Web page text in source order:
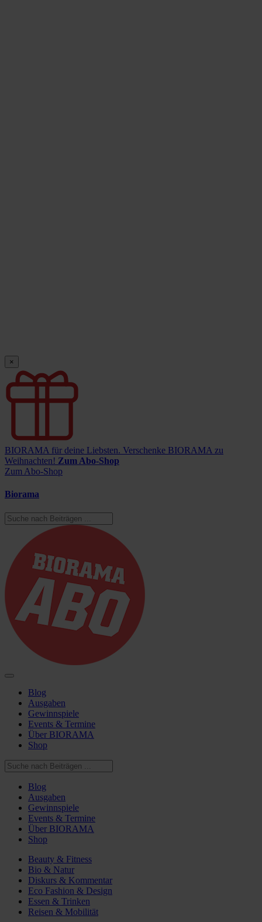
×
BIORAMA für deine Liebsten. Verschenke BIORAMA zu
Weihnachten! Zum Abo-Shop
Zum Abo-Shop
Biorama
Blog
Ausgaben
Gewinnspiele
Events & Termine
Über BIORAMA
Shop
Blog
Ausgaben
Gewinnspiele
Events & Termine
Über BIORAMA
Shop
Beauty & Fitness
Bio & Natur
Diskurs & Kommentar
Eco Fashion & Design
Essen & Trinken
Reisen & Mobilität